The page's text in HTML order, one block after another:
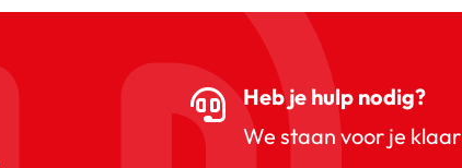
Heb je hulp nodig?
We staan voor je